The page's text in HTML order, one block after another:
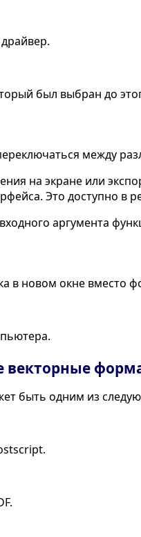
был выбран до
между
на экране или
Это доступно в
аргумента
в новом окне вместо
быть одним из